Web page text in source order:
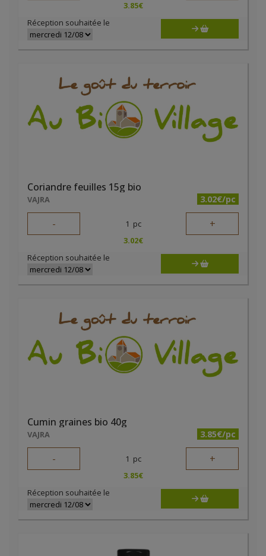
3.85€
Réception souhaitée le
Coriandre feuilles 15g bio
VAJRA 3.02€/pc
- 1 pc +
3.02€
Réception souhaitée le
Cumin graines bio 40g
VAJRA 3.85€/pc
- 1 pc +
3.85€
Réception souhaitée le